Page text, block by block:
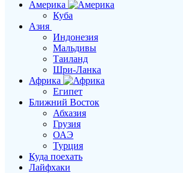
Америка
Куба
Азия
Индонезия
Мальдивы
Таиланд
Шри-Ланка
Африка
Египет
Ближний Восток
Абхазия
Грузия
ОАЭ
Турция
Куда поехать
Лайфхаки